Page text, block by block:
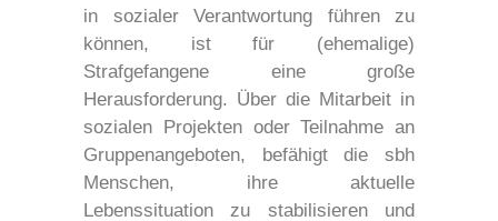
in sozialer Verantwortung führen zu
können, ist für (ehemalige)
Strafgefangene eine große
Herausforderung. Über die Mitarbeit in
sozialen Projekten oder Teilnahme an
Gruppenangeboten, befähigt die sbh
Menschen, ihre aktuelle
Lebenssituation zu stabilisieren und